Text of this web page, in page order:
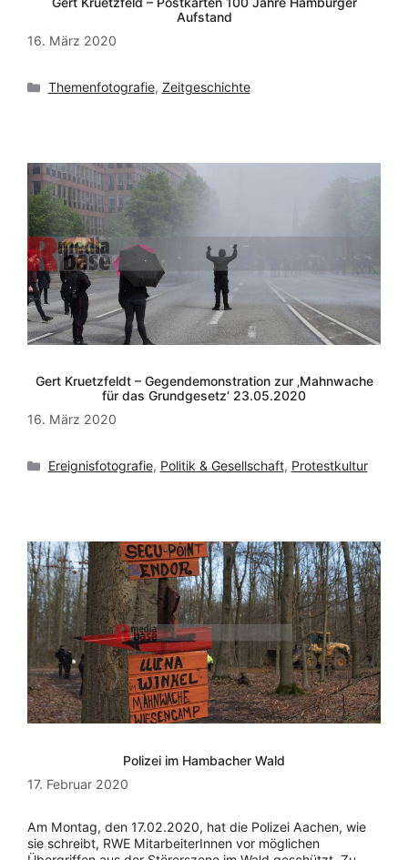
Aufstand
16. März 2020
Kategorien
Themenfotografie, Zeitgeschichte
Gert Kruetzfeldt – Gegendemonstration zur ‚Mahnwache
für das Grundgesetz‘ 23.05.2020
16. März 2020
Kategorien
Ereignisfotografie, Politik & Gesellschaft, Protestkultur
Polizei im Hambacher Wald
17. Februar 2020
Am Montag, den 17.02.2020, hat die Polizei Aachen, wie
sie schreibt, RWE MitarbeiterInnen vor möglichen